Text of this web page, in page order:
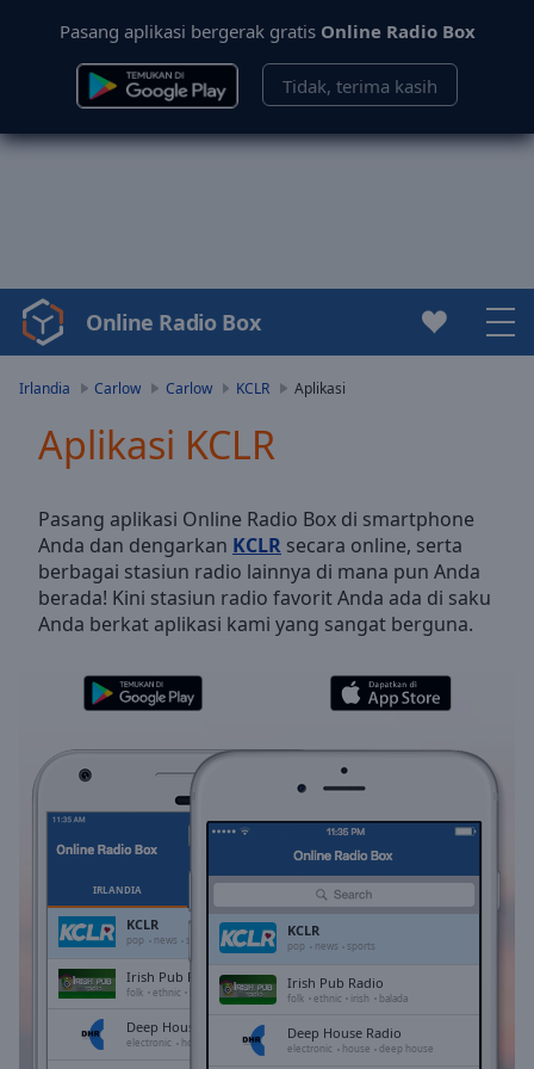
Pasang aplikasi bergerak gratis Online Radio Box
Tidak, terima kasih
Video
Player
Play
Video
Skip
Backward
Skip
Forward
Mute
Current
Duration-:-
0.00%
Stream
TypeLIVE
LIVE
Remaining
Online Radio Box
Irlandia Carlow Carlow KCLR Aplikasi
Aplikasi KCLR
Pasang aplikasi Online Radio Box di smartphone
Anda dan dengarkan KCLR secara online, serta
berbagai stasiun radio lainnya di mana pun Anda
berada! Kini stasiun radio favorit Anda ada di saku
Anda berkat aplikasi kami yang sangat berguna.
IRLANDIA
KCLR
pop news sports
Irish Pub Radio
folk ethnic balada
Deep House Radio
electronic house deep house
KCLR
pop news sports
Irish Pub Radio
folk ethnic irish balada
Deep House Radio
electronic house deep house